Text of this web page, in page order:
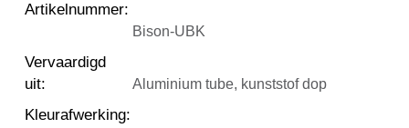
Artikelnummer:
Bison-UBK
Vervaardigd
uit: Aluminium tube, kunststof dop
Kleurafwerking: